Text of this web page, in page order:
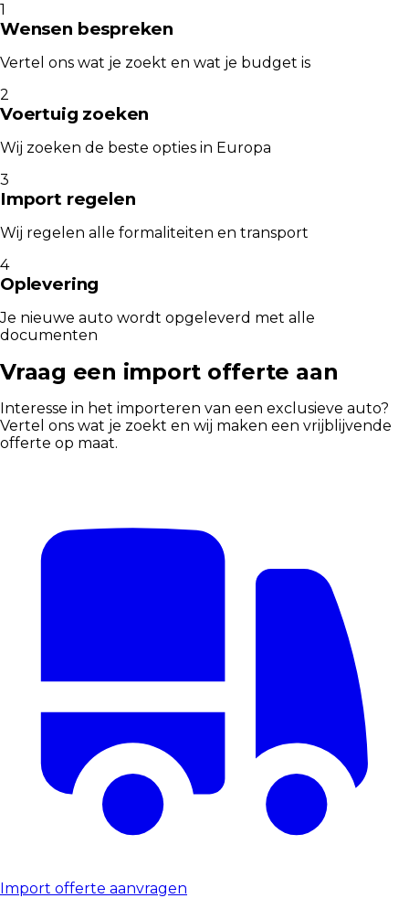
1
Wensen bespreken
Vertel ons wat je zoekt en wat je budget is
2
Voertuig zoeken
Wij zoeken de beste opties in Europa
3
Import regelen
Wij regelen alle formaliteiten en transport
4
Oplevering
Je nieuwe auto wordt opgeleverd met alle
documenten
Vraag een import offerte aan
Interesse in het importeren van een exclusieve auto?
Vertel ons wat je zoekt en wij maken een vrijblijvende
offerte op maat.
Import offerte aanvragen